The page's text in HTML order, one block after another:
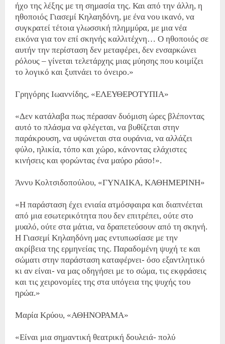
ήχο της λέξης με τη σημασία της. Και από την άλλη, η
ηθοποιός Γιασεμί Κηλαηδόνη, με ένα νου ικανό, να
συγκρατεί τέτοια γλωσσική πλημμύρα, με μια νέα
εικόνα για τον επί σκηνής καλλιτέχνη… Ο ηθοποιός σε
αυτήν την περίσταση δεν μεταφέρει, δεν ενσαρκώνει
ρόλους – γίνεται τελετάρχης μιας μύησης που κοιμίζει
το λογικό και ξυπνάει το όνειρο.»
Γρηγόρης Ιωαννίδης, «ΕΛΕΥΘΕΡΟΤΥΠΙΑ»
«Δεν κατάλαβα πως πέρασαν δυόμιση ώρες βλέποντας
αυτό το πλάσμα να φλέγεται, να βυθίζεται στην
παράκρουση, να υψώνεται στα ουράνια, να αλλάζει
φύλο, ηλικία, τόπο και χώρο, κάνοντας ελάχιστες
κινήσεις και φορώντας ένα μαύρο ράσο!».
Άννυ Κολτσιδοπούλου, «ΓΥΝΑΙΚΑ, ΚΑΘΗΜΕΡΙΝΗ»
«Η παράσταση έχει ενιαία ατμόσφαιρα και διαπνέεται
από μια εσωτερικότητα που δεν επιτρέπει, ούτε στο
μυαλό, ούτε στα μάτια, να δραπετεύσουν από τη σκηνή.
Η Γιασεμί Κηλαηδόνη μας εντυπωσίασε με την
ακρίβεια της ερμηνείας της. Παραδομένη ψυχή τε και
σώματι στην παράσταση καταφέρνει- όσο εξαντλητικό
κι αν είναι- να μας οδηγήσει με το σώμα, τις εκφράσεις
και τις χειρονομίες της στα υπόγεια της ψυχής του
ηρώα.»
Μαρία Κρύου, «ΑΘΗΝΟΡΑΜΑ»
«Είναι μια σημαντική θεατρική δουλειά- πολύ